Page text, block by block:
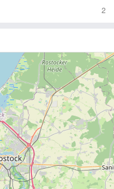
2